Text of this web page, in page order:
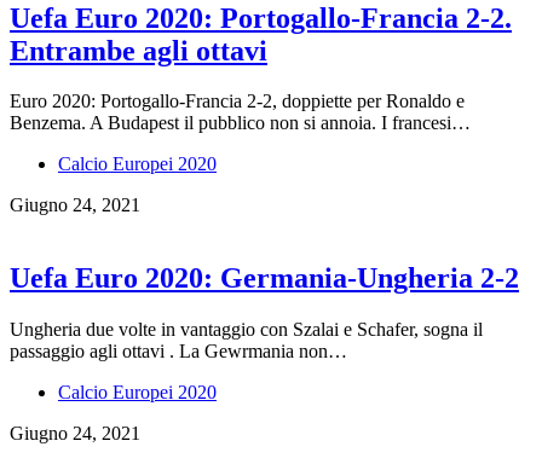
Uefa Euro 2020: Portogallo-Francia 2-2.
Entrambe agli ottavi
Euro 2020: Portogallo-Francia 2-2, doppiette per Ronaldo e
Benzema. A Budapest il pubblico non si annoia. I francesi…
Calcio Europei 2020
Giugno 24, 2021
Uefa Euro 2020: Germania-Ungheria 2-2
Ungheria due volte in vantaggio con Szalai e Schafer, sogna il
passaggio agli ottavi . La Gewrmania non…
Calcio Europei 2020
Giugno 24, 2021